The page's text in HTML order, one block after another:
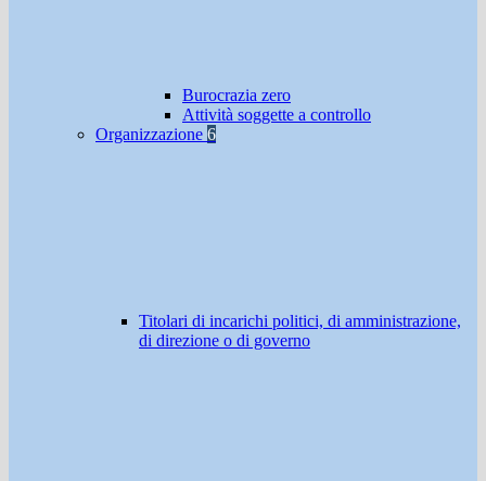
Burocrazia zero
Attività soggette a controllo
Organizzazione 6
Titolari di incarichi politici, di amministrazione,
di direzione o di governo